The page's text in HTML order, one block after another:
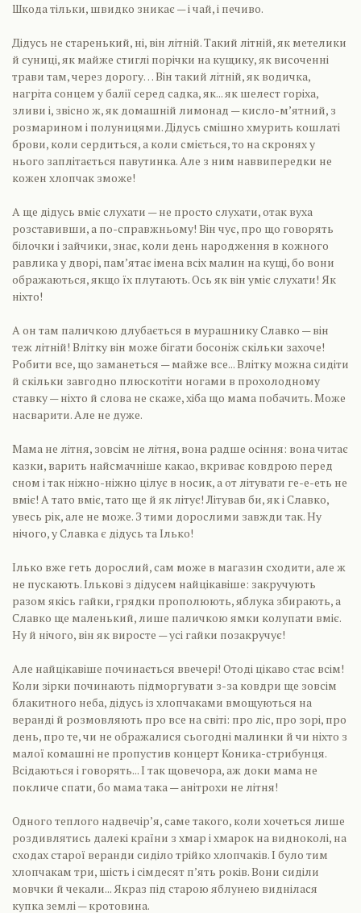
Шкода тільки, швидко зникає — і чай, і печиво.
Дідусь не старенький, ні, він літній. Такий літній, як метелики
й суниці, як майже стиглі порічки на кущику, як височенні
трави там, через дорогу… Він такий літній, як водичка,
нагріта сонцем у балії серед садка, як... як шелест горіха,
зливи і, звісно ж, як домашній лимонад — кисло-м’ятний, з
розмарином і полуницями. Дідусь смішно хмурить кошлаті
брови, коли сердиться, а коли сміється, то на скронях у
нього заплітається павутинка. Але з ним наввипередки не
кожен хлопчак зможе!
А ще дідусь вміє слухати — не просто слухати, отак вуха
розставивши, а по-справжньому! Він чує, про що говорять
білочки і зайчики, знає, коли день народження в кожного
равлика у дворі, пам’ятає імена всіх малин на кущі, бо вони
ображаються, якщо їх плутають. Ось як він уміє слухати! Як
ніхто!
А он там паличкою длубається в мурашнику Славко — він
теж літній! Влітку він може бігати босоніж скільки захоче!
Робити все, що заманеться — майже все... Влітку можна сидіти
й скільки завгодно плюскотіти ногами в прохолодному
ставку — ніхто й слова не скаже, хіба що мама побачить. Може
насварити. Але не дуже.
Мама не літня, зовсім не літня, вона радше осіння: вона читає
казки, варить найсмачніше какао, вкриває ковдрою перед
сном і так ніжно-ніжно цілує в носик, а от літувати ге-е-еть не
вміє! А тато вміє, тато ще й як літує! Літував би, як і Славко,
увесь рік, але не може. З тими дорослими завжди так. Ну
нічого, у Славка є дідусь та Ілько!
Ілько вже геть дорослий, сам може в магазин сходити, але ж
не пускають. Ількові з дідусем найцікавіше: закручують
разом якісь гайки, грядки прополюють, яблука збирають, а
Славко ще маленький, лише паличкою ямки колупати вміє.
Ну й нічого, він як виросте — усі гайки позакручує!
Але найцікавіше починається ввечері! Отоді цікаво стає всім!
Коли зірки починають підморгувати з-за ковдри ще зовсім
блакитного неба, дідусь із хлопчаками вмощуються на
веранді й розмовляють про все на світі: про ліс, про зорі, про
день, про те, чи не ображалися сьогодні малинки й чи ніхто з
малої комашні не пропустив концерт Коника-стрибунця.
Всідаються і говорять... І так щовечора, аж доки мама не
покличе спати, бо мама така — анітрохи не літня!
Одного теплого надвечір’я, саме такого, коли хочеться лише
роздивлятись далекі країни з хмар і хмарок на видноколі, на
сходах старої веранди сиділо трійко хлопчаків. І було тим
хлопчакам три, шість і сімдесят п’ять років. Вони сиділи
мовчки й чекали... Якраз під старою яблунею виднілася
купка землі — кротовина.